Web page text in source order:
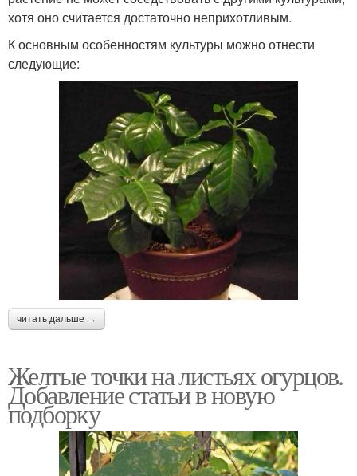
хотя оно считается достаточно неприхотливым.
К основным особенностям культуры можно отнести
следующие:
читать дальше →
Желтые точки на листьях огурцов.
Добавление статьи в новую
подборку